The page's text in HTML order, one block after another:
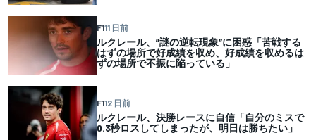
F111 日前
ルクレール、”謎の逆転現象”に困惑「苦戦する
はずの場所で好成績を収め、好成績を収めるは
ずの場所で不振に陥っている」
F112 日前
ルクレール、決勝レースに自信「自分のミスで
0.3秒ロスしてしまったが、明日は勝ちたい」